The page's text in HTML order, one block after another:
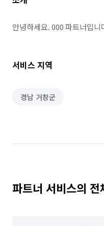
건물 관리(종합/시설/행정/경
실내 소독 정리수납 전
배관 청소
안녕하세요. 000 파트너입니
서비스 지역
경남 거창군
파트너 서비스의 전